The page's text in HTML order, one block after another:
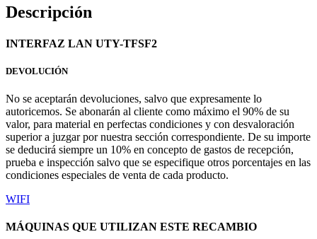
Descripción
INTERFAZ LAN UTY-TFSF2
DEVOLUCIÓN
No se aceptarán devoluciones, salvo que expresamente lo
autoricemos. Se abonarán al cliente como máximo el 90% de su
valor, para material en perfectas condiciones y con desvaloración
superior a juzgar por nuestra sección correspondiente. De su importe
se deducirá siempre un 10% en concepto de gastos de recepción,
prueba e inspección salvo que se especifique otros porcentajes en las
condiciones especiales de venta de cada producto.
WIFI
MÁQUINAS QUE UTILIZAN ESTE RECAMBIO